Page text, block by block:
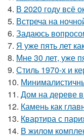
4. В 2020 году всё
5. Встреча на
6. Задаюсь
7. Я уже пять лет
8. Мне 30 лет, уже
9. Стиль 1970-х и
10.
11. Дом на дереве
12. Камень как
13. Квартира с
14. В жилом